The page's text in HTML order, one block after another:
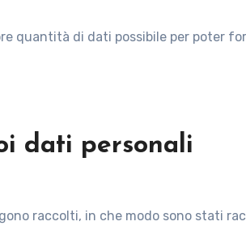
quantità di dati possibile per poter
dati personali
raccolti, in che modo sono stati